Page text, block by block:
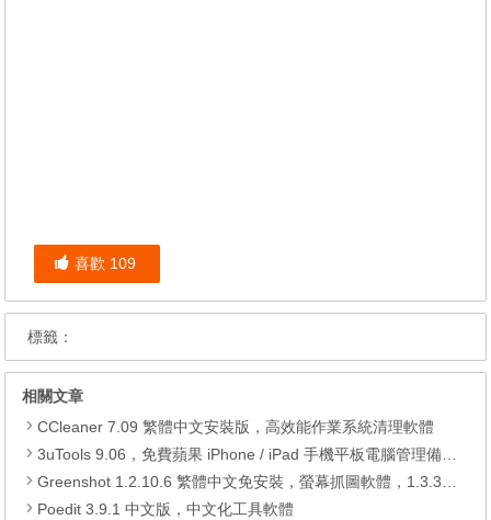
喜歡 109
標籤：
相關文章
CCleaner 7.09 繁體中文安裝版，高效能作業系統清理軟體
3uTools 9.06，免費蘋果 iPhone / iPad 手機平板電腦管理備份還原軟體
Greenshot 1.2.10.6 繁體中文免安裝，螢幕抓圖軟體，1.3.315 安裝版
Poedit 3.9.1 中文版，中文化工具軟體